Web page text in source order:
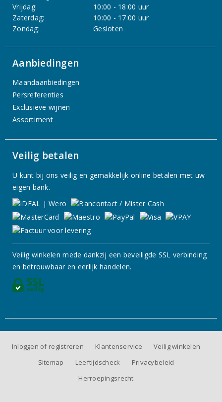
Vrijdag:
10:00 - 18:00 uur
Zaterdag:
10:00 - 17:00 uur
Zondag:
Gesloten
Aanbiedingen
Maandaanbiedingen
Persreferenties
Exclusieve wijnen
Assortiment
Veilig betalen
U kunt bij ons veilig en gemakkelijk online betalen met uw
eigen bank.
Veilig winkelen mede dankzij een beveiligde SSL verbinding
en betrouwbaar en eerlijk handelen.
Inloggen of registreren Klantenservice
Veilig winkelen
Sitemap
Leeftijdscheck
Privacybeleid
Herroepingsrecht